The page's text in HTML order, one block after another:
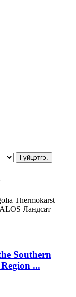
Гүйцэтгэ.
Thermokarst
ALOS Ландсат
Southern
...